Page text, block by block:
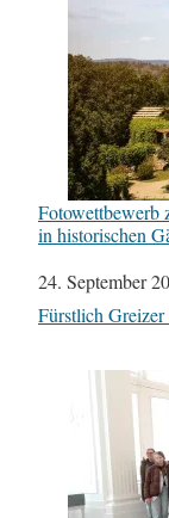
Fotowettbewerb
in historischen
Datum
24. September
In Bezug auf
Fürstlich Greizer